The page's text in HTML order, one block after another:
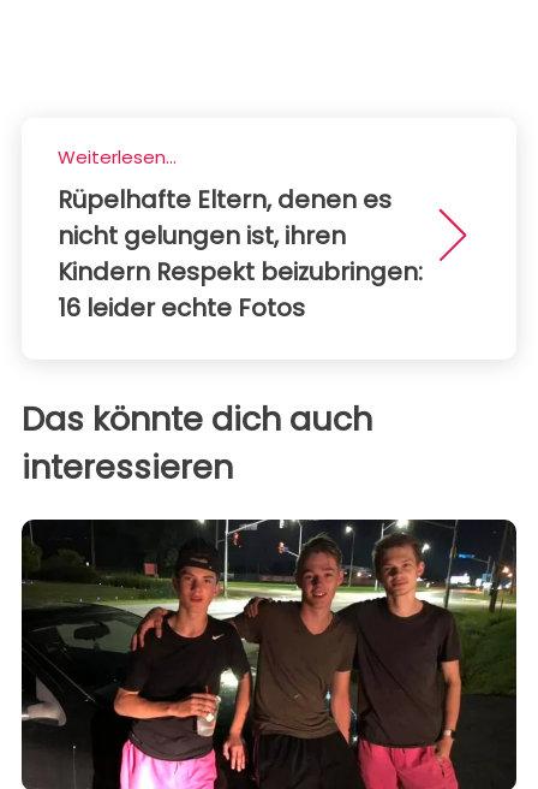
Weiterlesen...
Rüpelhafte Eltern, denen es
nicht gelungen ist, ihren
Kindern Respekt beizubringen:
16 leider echte Fotos
Das könnte dich auch
interessieren